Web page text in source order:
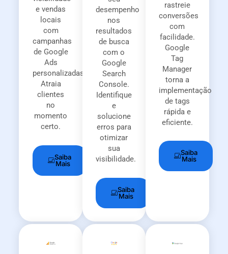
e vendas
locais
com
campanhas
de Google
Ads
personalizadas.
Atraia
clientes
no
momento
certo.
Saiba
Mais
desempenho
nos
resultados
de busca
com o
Google
Search
Console.
Identifique
e
solucione
erros para
otimizar
sua
visibilidade.
Saiba
Mais
rastreie
conversões
com
facilidade.
Google
Tag
Manager
torna a
implementação
de tags
rápida e
eficiente.
Saiba
Mais